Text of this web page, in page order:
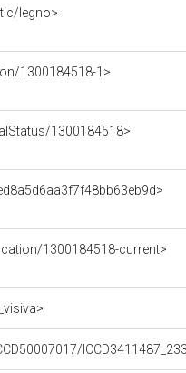
legno>
1300184518-1>
1300184518>
1300184518-current>